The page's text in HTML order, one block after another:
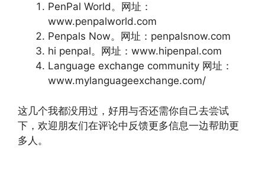
PenPal World。网址：
www.penpalworld.com
Penpals Now。网址：penpalsnow.com
hi penpal。网址：www.hipenpal.com
Language exchange community 网址：
www.mylanguageexchange.com/
这几个我都没用过，好用与否还需你自己去尝试
下，欢迎朋友们在评论中反馈更多信息一边帮助更
多人。